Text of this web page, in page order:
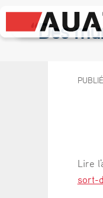
“Des
“
s
m
Lire
sort-